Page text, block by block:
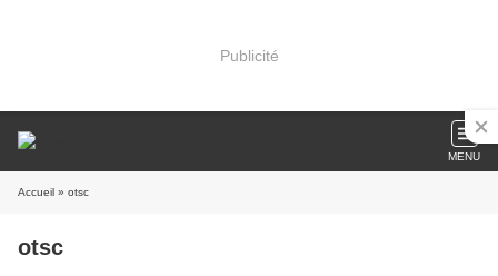
Publicité
MENU
Accueil » otsc
otsc